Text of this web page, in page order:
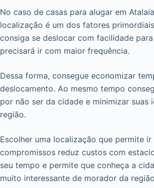
No caso de casas para alugar em
localização é um dos fatores
consiga se deslocar com facilidade
precisará ir com maior frequência.
Dessa forma, consegue economizar
deslocamento. Ao mesmo tempo
por não ser da cidade e minimizar suas
região.
Escolher uma localização que permite
compromissos reduz custos com
seu tempo e permite que conheça a
muito interessante de morador da